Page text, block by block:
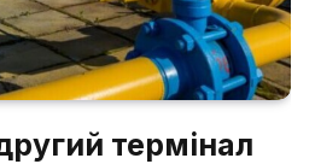
термінал